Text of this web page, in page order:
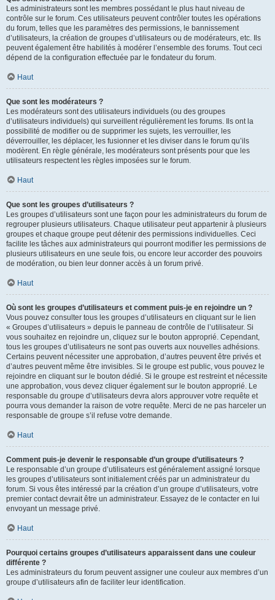
Les administrateurs sont les membres possédant le plus haut niveau de
contrôle sur le forum. Ces utilisateurs peuvent contrôler toutes les opérations
du forum, telles que les paramètres des permissions, le bannissement
d’utilisateurs, la création de groupes d’utilisateurs ou de modérateurs, etc. Ils
peuvent également être habilités à modérer l’ensemble des forums. Tout ceci
dépend de la configuration effectuée par le fondateur du forum.
Haut
Que sont les modérateurs ?
Les modérateurs sont des utilisateurs individuels (ou des groupes
d’utilisateurs individuels) qui surveillent régulièrement les forums. Ils ont la
possibilité de modifier ou de supprimer les sujets, les verrouiller, les
déverrouiller, les déplacer, les fusionner et les diviser dans le forum qu’ils
modèrent. En règle générale, les modérateurs sont présents pour que les
utilisateurs respectent les règles imposées sur le forum.
Haut
Que sont les groupes d’utilisateurs ?
Les groupes d’utilisateurs sont une façon pour les administrateurs du forum de
regrouper plusieurs utilisateurs. Chaque utilisateur peut appartenir à plusieurs
groupes et chaque groupe peut détenir des permissions individuelles. Ceci
facilite les tâches aux administrateurs qui pourront modifier les permissions de
plusieurs utilisateurs en une seule fois, ou encore leur accorder des pouvoirs
de modération, ou bien leur donner accès à un forum privé.
Haut
Où sont les groupes d’utilisateurs et comment puis-je en rejoindre un ?
Vous pouvez consulter tous les groupes d’utilisateurs en cliquant sur le lien
« Groupes d’utilisateurs » depuis le panneau de contrôle de l’utilisateur. Si
vous souhaitez en rejoindre un, cliquez sur le bouton approprié. Cependant,
tous les groupes d’utilisateurs ne sont pas ouverts aux nouvelles adhésions.
Certains peuvent nécessiter une approbation, d’autres peuvent être privés et
d’autres peuvent même être invisibles. Si le groupe est public, vous pouvez le
rejoindre en cliquant sur le bouton dédié. Si le groupe est restreint et nécessite
une approbation, vous devez cliquer également sur le bouton approprié. Le
responsable du groupe d’utilisateurs devra alors approuver votre requête et
pourra vous demander la raison de votre requête. Merci de ne pas harceler un
responsable de groupe s’il refuse votre demande.
Haut
Comment puis-je devenir le responsable d’un groupe d’utilisateurs ?
Le responsable d’un groupe d’utilisateurs est généralement assigné lorsque
les groupes d’utilisateurs sont initialement créés par un administrateur du
forum. Si vous êtes intéressé par la création d’un groupe d’utilisateurs, votre
premier contact devrait être un administrateur. Essayez de le contacter en lui
envoyant un message privé.
Haut
Pourquoi certains groupes d’utilisateurs apparaissent dans une couleur
différente ?
Les administrateurs du forum peuvent assigner une couleur aux membres d’un
groupe d’utilisateurs afin de faciliter leur identification.